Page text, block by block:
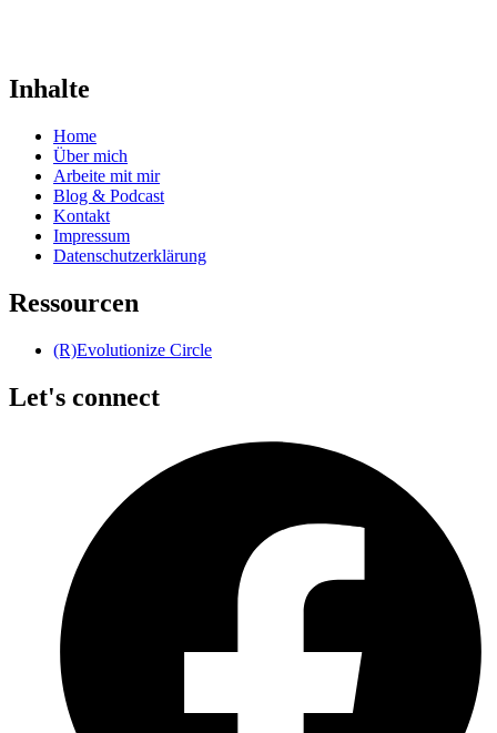
Inhalte
Home
Über mich
Arbeite mit mir
Blog & Podcast
Kontakt
Impressum
Datenschutzerklärung
Ressourcen
(R)Evolutionize Circle
Let's connect